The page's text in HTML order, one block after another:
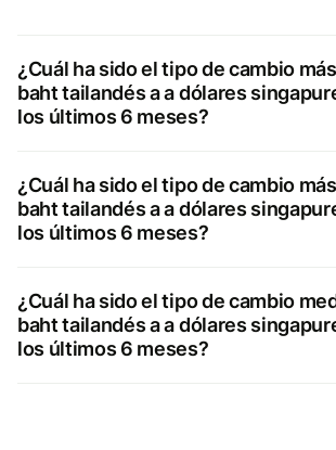
¿Cuál ha sido el tipo de cambio
baht tailandés a a dólares
los últimos 6 meses?
¿Cuál ha sido el tipo de cambio
baht tailandés a a dólares
los últimos 6 meses?
¿Cuál ha sido el tipo de cambio
baht tailandés a a dólares
los últimos 6 meses?